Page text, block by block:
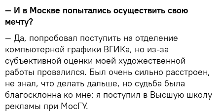
— И в Москве попытались осуществить свою
мечту?
— Да, попробовал поступить на отделение
компьютерной графики ВГИКа, но из-за
субъективной оценки моей художественной
работы провалился. Был очень сильно расстроен,
не знал, что делать дальше, но судьба была
благосклонна ко мне: я поступил в Высшую школу
рекламы при МосГУ.